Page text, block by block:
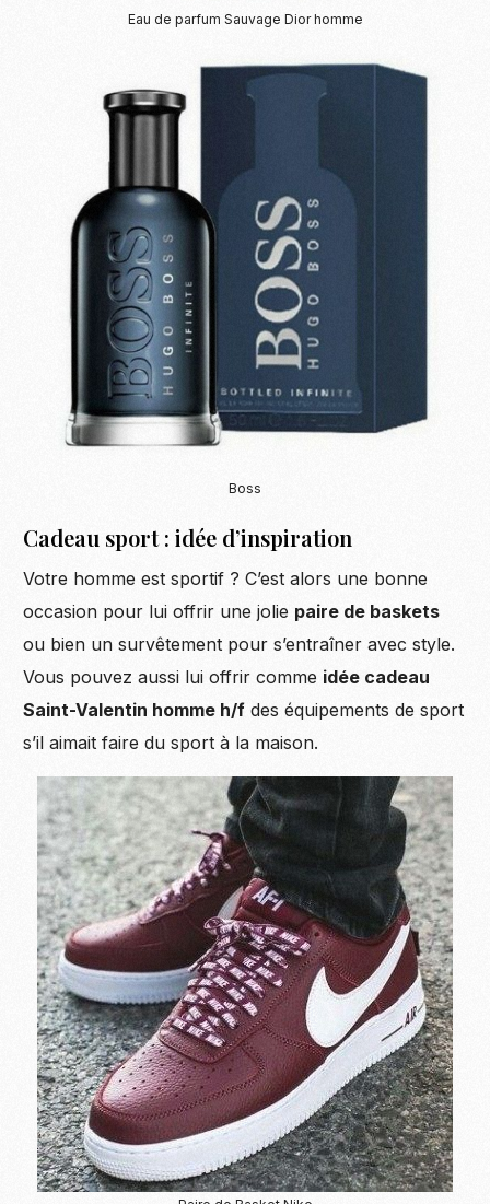
Eau de parfum Sauvage Dior homme
Boss
Cadeau sport : idée d’inspiration
Votre homme est sportif ? C’est alors une bonne
occasion pour lui offrir une jolie paire de baskets
ou bien un survêtement pour s’entraîner avec style.
Vous pouvez aussi lui offrir comme idée cadeau
Saint-Valentin homme h/f des équipements de sport
s’il aimait faire du sport à la maison.